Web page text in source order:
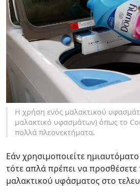
Η χρήση ενός μαλακτικού
μαλακτικό υφασμάτων) όπως το
πολλά πλεονεκτήματα.
Εάν χρησιμοποιείτε
τότε απλά πρέπει να
μαλακτικού υφάσματος στο